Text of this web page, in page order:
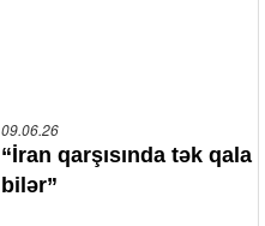
09.06.26
“İran qarşısında tək qala
bilər”